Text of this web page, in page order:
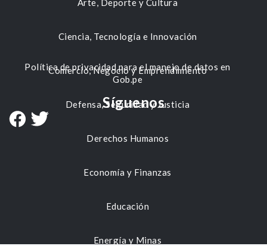
Arte, Deporte y Cultura
Ciencia, Tecnología e Innovación
Comercio, Negocio y Emprendimiento
Defensa, Seguridad y Justicia
Derechos Humanos
Economía y Finanzas
Educación
Energía y Minas
Política de privacidad para el manejo de datos en
Gob.pe
Síguenos